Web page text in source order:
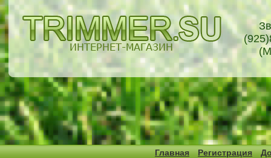
Главная Регистрация